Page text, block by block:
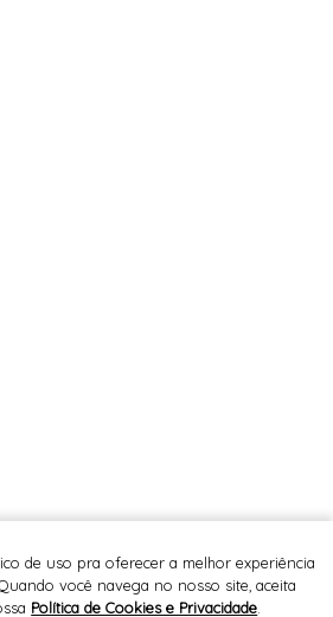
de uso pra oferecer a melhor experiência
você navega no nosso site, aceita
Política de Cookies e Privacidade